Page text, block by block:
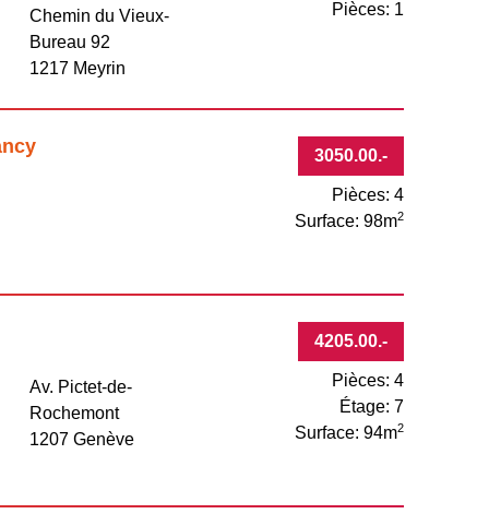
Chemin du Vieux-
Bureau 92
1217 Meyrin
Pièces: 1
3050.00.-
Pièces: 4
Surface: 98m2
4205.00.-
Av. Pictet-de-
Rochemont
1207 Genève
Pièces: 4
Étage: 7
Surface: 94m2